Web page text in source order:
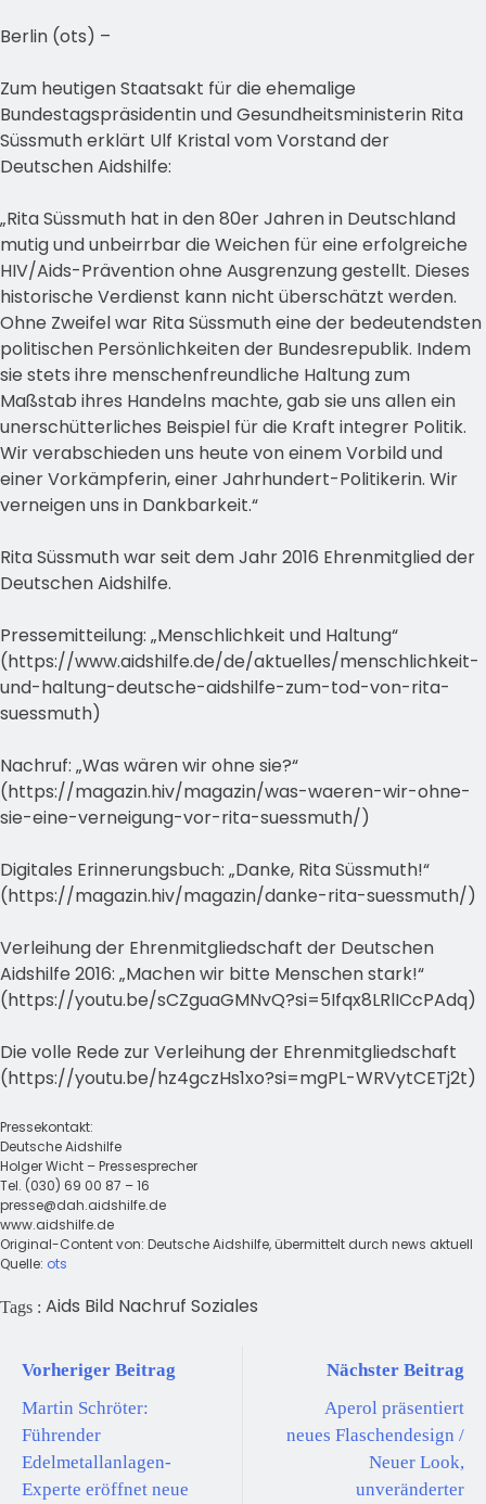
Berlin (ots) –
Zum heutigen Staatsakt für die ehemalige
Bundestagspräsidentin und Gesundheitsministerin Rita
Süssmuth erklärt Ulf Kristal vom Vorstand der
Deutschen Aidshilfe:
„Rita Süssmuth hat in den 80er Jahren in Deutschland
mutig und unbeirrbar die Weichen für eine erfolgreiche
HIV/Aids-Prävention ohne Ausgrenzung gestellt. Dieses
historische Verdienst kann nicht überschätzt werden.
Ohne Zweifel war Rita Süssmuth eine der bedeutendsten
politischen Persönlichkeiten der Bundesrepublik. Indem
sie stets ihre menschenfreundliche Haltung zum
Maßstab ihres Handelns machte, gab sie uns allen ein
unerschütterliches Beispiel für die Kraft integrer Politik.
Wir verabschieden uns heute von einem Vorbild und
einer Vorkämpferin, einer Jahrhundert-Politikerin. Wir
verneigen uns in Dankbarkeit.“
Rita Süssmuth war seit dem Jahr 2016 Ehrenmitglied der
Deutschen Aidshilfe.
Pressemitteilung: „Menschlichkeit und Haltung“
(https://www.aidshilfe.de/de/aktuelles/menschlichkeit-
und-haltung-deutsche-aidshilfe-zum-tod-von-rita-
suessmuth)
Nachruf: „Was wären wir ohne sie?“
(https://magazin.hiv/magazin/was-waeren-wir-ohne-
sie-eine-verneigung-vor-rita-suessmuth/)
Digitales Erinnerungsbuch: „Danke, Rita Süssmuth!“
(https://magazin.hiv/magazin/danke-rita-suessmuth/)
Verleihung der Ehrenmitgliedschaft der Deutschen
Aidshilfe 2016: „Machen wir bitte Menschen stark!“
(https://youtu.be/sCZguaGMNvQ?si=5Ifqx8LRlICcPAdq)
Die volle Rede zur Verleihung der Ehrenmitgliedschaft
(https://youtu.be/hz4gczHs1xo?si=mgPL-WRVytCETj2t)
Pressekontakt:
Deutsche Aidshilfe
Holger Wicht – Pressesprecher
Tel. (030) 69 00 87 – 16
presse@dah.aidshilfe.de
www.aidshilfe.de
Original-Content von: Deutsche Aidshilfe, übermittelt durch news aktuell
Quelle: ots
Tags : Aids Bild Nachruf Soziales
Vorheriger Beitrag
Martin Schröter:
Führender
Edelmetallanlagen-
Experte eröffnet neue
Nächster Beitrag
Aperol präsentiert
neues Flaschendesign /
Neuer Look,
unveränderter